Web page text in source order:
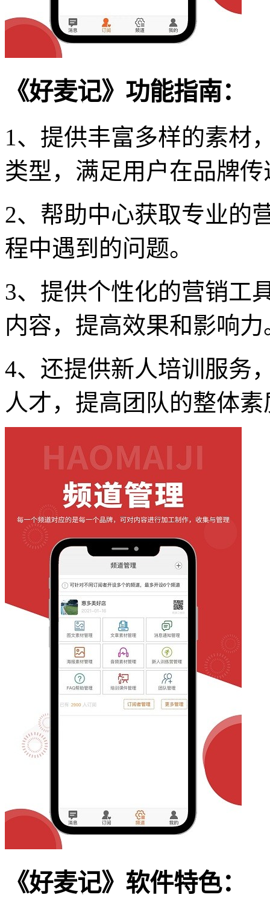
《好麦记》功能指南：
1、提供丰富多样的素材
类型，满足用户在品牌
2、帮助中心获取专业的
程中遇到的问题。
3、提供个性化的营销工
内容，提高效果和影响力
4、还提供新人培训服务
人才，提高团队的整体素
《好麦记》软件特色：